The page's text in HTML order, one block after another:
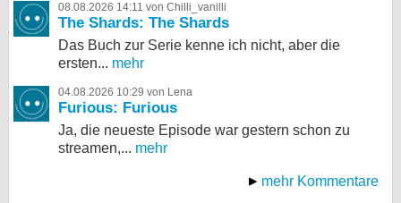
08.08.2026 14:11 von Chilli_vanilli
The Shards: The Shards
Das Buch zur Serie kenne ich nicht, aber die
ersten... mehr
04.08.2026 10:29 von Lena
Furious: Furious
Ja, die neueste Episode war gestern schon zu
streamen,... mehr
mehr Kommentare